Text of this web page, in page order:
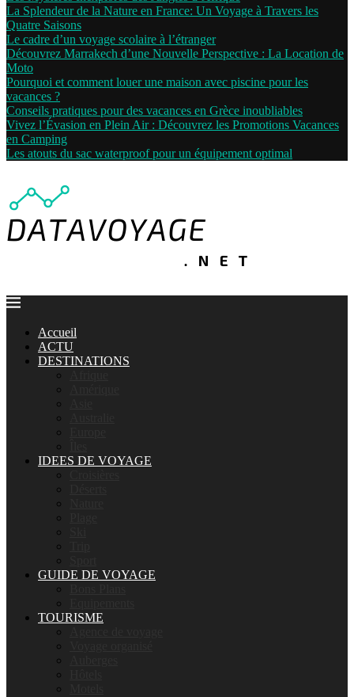
La Splendeur de la Nature en France: Un Voyage à Travers les
Quatre Saisons
Le cadre d’un voyage scolaire à l’étranger
Découvrez Marrakech d’une Nouvelle Perspective : La Location de
Moto
Pourquoi et comment louer une maison avec piscine pour les
vacances ?
Conseils pratiques pour des vacances en Grèce inoubliables
Vivez l’Évasion en Plein Air : Découvrez les Promotions Vacances
en Camping
Les atouts du sac waterproof pour un équipement optimal
Accueil
ACTU
DESTINATIONS
IDEES DE VOYAGE
GUIDE DE VOYAGE
TOURISME